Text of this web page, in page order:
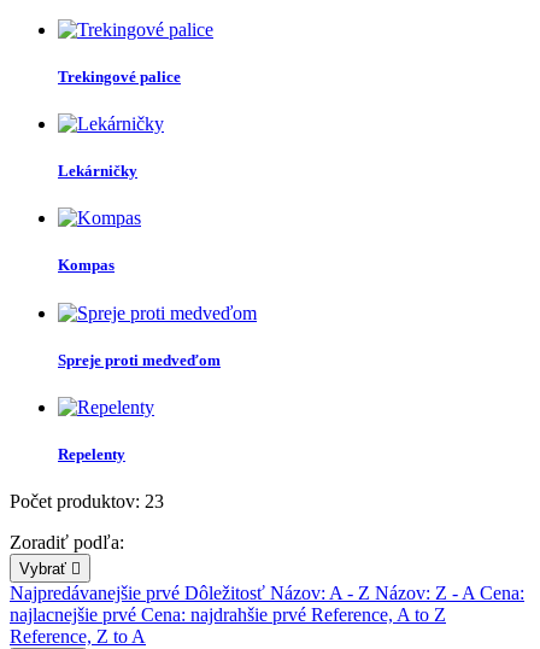
Trekingové palice
Lekárničky
Kompas
Spreje proti medveďom
Repelenty
Počet produktov: 23
Zoradiť podľa:
Vybrať 
Najpredávanejšie prvé Dôležitosť Názov: A - Z Názov: Z - A Cena:
najlacnejšie prvé Cena: najdrahšie prvé Reference, A to Z
Reference, Z to A